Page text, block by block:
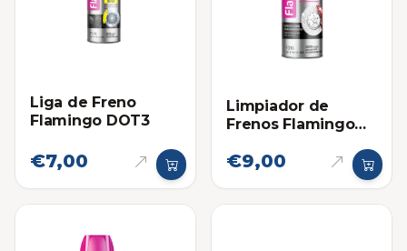
Liga de Freno
Flamingo DOT3
€7,00
Limpiador de
Frenos Flamingo
€9,00